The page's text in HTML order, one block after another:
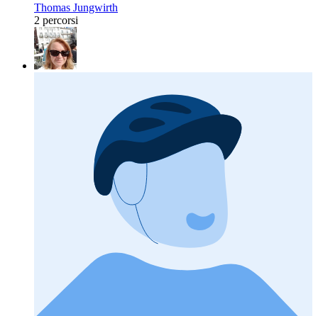
Thomas Jungwirth
2 percorsi